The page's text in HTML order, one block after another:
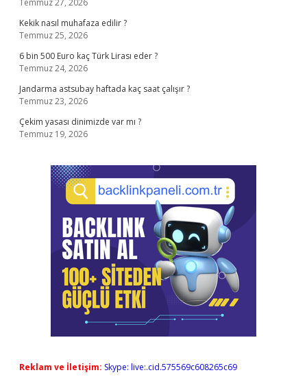
Temmuz 27, 2026
Kekik nasıl muhafaza edilir ?
Temmuz 25, 2026
6 bin 500 Euro kaç Türk Lirası eder ?
Temmuz 24, 2026
Jandarma astsubay haftada kaç saat çalışır ?
Temmuz 23, 2026
Çekim yasası dinimizde var mı ?
Temmuz 19, 2026
Reklam ve İletişim: Skype: live:.cid.575569c608265c69